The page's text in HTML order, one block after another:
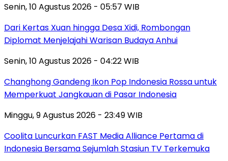
Senin, 10 Agustus 2026 - 05:57 WIB
Dari Kertas Xuan hingga Desa Xidi, Rombongan
Diplomat Menjelajahi Warisan Budaya Anhui
Senin, 10 Agustus 2026 - 04:22 WIB
Changhong Gandeng Ikon Pop Indonesia Rossa untuk
Memperkuat Jangkauan di Pasar Indonesia
Minggu, 9 Agustus 2026 - 23:49 WIB
Coolita Luncurkan FAST Media Alliance Pertama di
Indonesia Bersama Sejumlah Stasiun TV Terkemuka